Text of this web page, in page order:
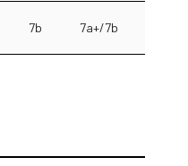
7b 7a+/7b